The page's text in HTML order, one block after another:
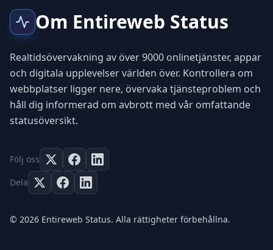
Om Entireweb Status
Realtidsövervakning av över 9000 onlinetjänster, appar
och digitala upplevelser världen över. Kontrollera om
webbplatser ligger nere, övervaka tjänsteproblem och
håll dig informerad om avbrott med vår omfattande
statusöversikt.
Följ oss
Dela
© 2026 Entireweb Status. Alla rättigheter förbehållna.